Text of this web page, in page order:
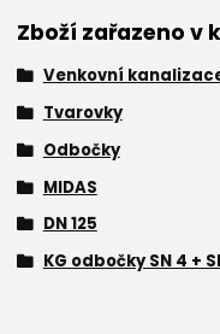
Zboží zařazeno v
Venkovní
Tvarovky
Odbočky
MIDAS
DN 125
KG odbočky SN 4 +